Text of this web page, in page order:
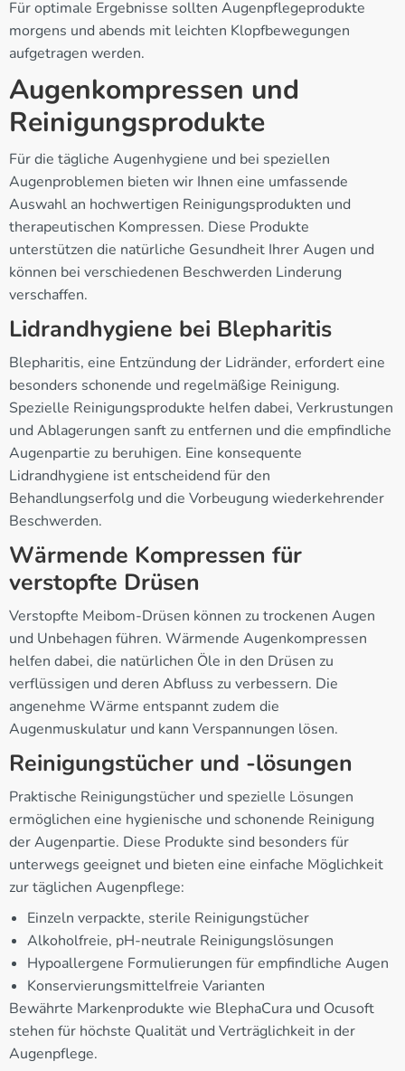
Für optimale Ergebnisse sollten Augenpflegeprodukte
morgens und abends mit leichten Klopfbewegungen
aufgetragen werden.
Augenkompressen und
Reinigungsprodukte
Für die tägliche Augenhygiene und bei speziellen
Augenproblemen bieten wir Ihnen eine umfassende
Auswahl an hochwertigen Reinigungsprodukten und
therapeutischen Kompressen. Diese Produkte
unterstützen die natürliche Gesundheit Ihrer Augen und
können bei verschiedenen Beschwerden Linderung
verschaffen.
Lidrandhygiene bei Blepharitis
Blepharitis, eine Entzündung der Lidränder, erfordert eine
besonders schonende und regelmäßige Reinigung.
Spezielle Reinigungsprodukte helfen dabei, Verkrustungen
und Ablagerungen sanft zu entfernen und die empfindliche
Augenpartie zu beruhigen. Eine konsequente
Lidrandhygiene ist entscheidend für den
Behandlungserfolg und die Vorbeugung wiederkehrender
Beschwerden.
Wärmende Kompressen für
verstopfte Drüsen
Verstopfte Meibom-Drüsen können zu trockenen Augen
und Unbehagen führen. Wärmende Augenkompressen
helfen dabei, die natürlichen Öle in den Drüsen zu
verflüssigen und deren Abfluss zu verbessern. Die
angenehme Wärme entspannt zudem die
Augenmuskulatur und kann Verspannungen lösen.
Reinigungstücher und -lösungen
Praktische Reinigungstücher und spezielle Lösungen
ermöglichen eine hygienische und schonende Reinigung
der Augenpartie. Diese Produkte sind besonders für
unterwegs geeignet und bieten eine einfache Möglichkeit
zur täglichen Augenpflege:
Einzeln verpackte, sterile Reinigungstücher
Alkoholfreie, pH-neutrale Reinigungslösungen
Hypoallergene Formulierungen für empfindliche Augen
Konservierungsmittelfreie Varianten
Bewährte Markenprodukte wie BlephaCura und Ocusoft
stehen für höchste Qualität und Verträglichkeit in der
Augenpflege.